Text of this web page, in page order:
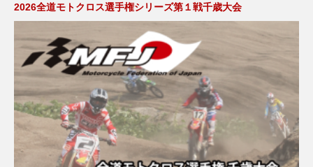
2026全道モトクロス選手権シリーズ第１戦千歳大会